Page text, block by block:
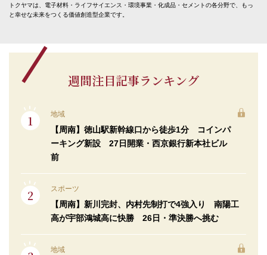
トクヤマは、電子材料・ライフサイエンス・環境事業・化成品・セメントの各分野で、もっ
と幸せな未来をつくる価値創造型企業です。
週間注目記事ランキング
地域
【周南】徳山駅新幹線口から徒歩1分 コインパ
ーキング新設 27日開業・西京銀行新本社ビル
前
スポーツ
【周南】新川完封、内村先制打で4強入り 南陽工
高が宇部鴻城高に快勝 26日・準決勝へ挑む
地域